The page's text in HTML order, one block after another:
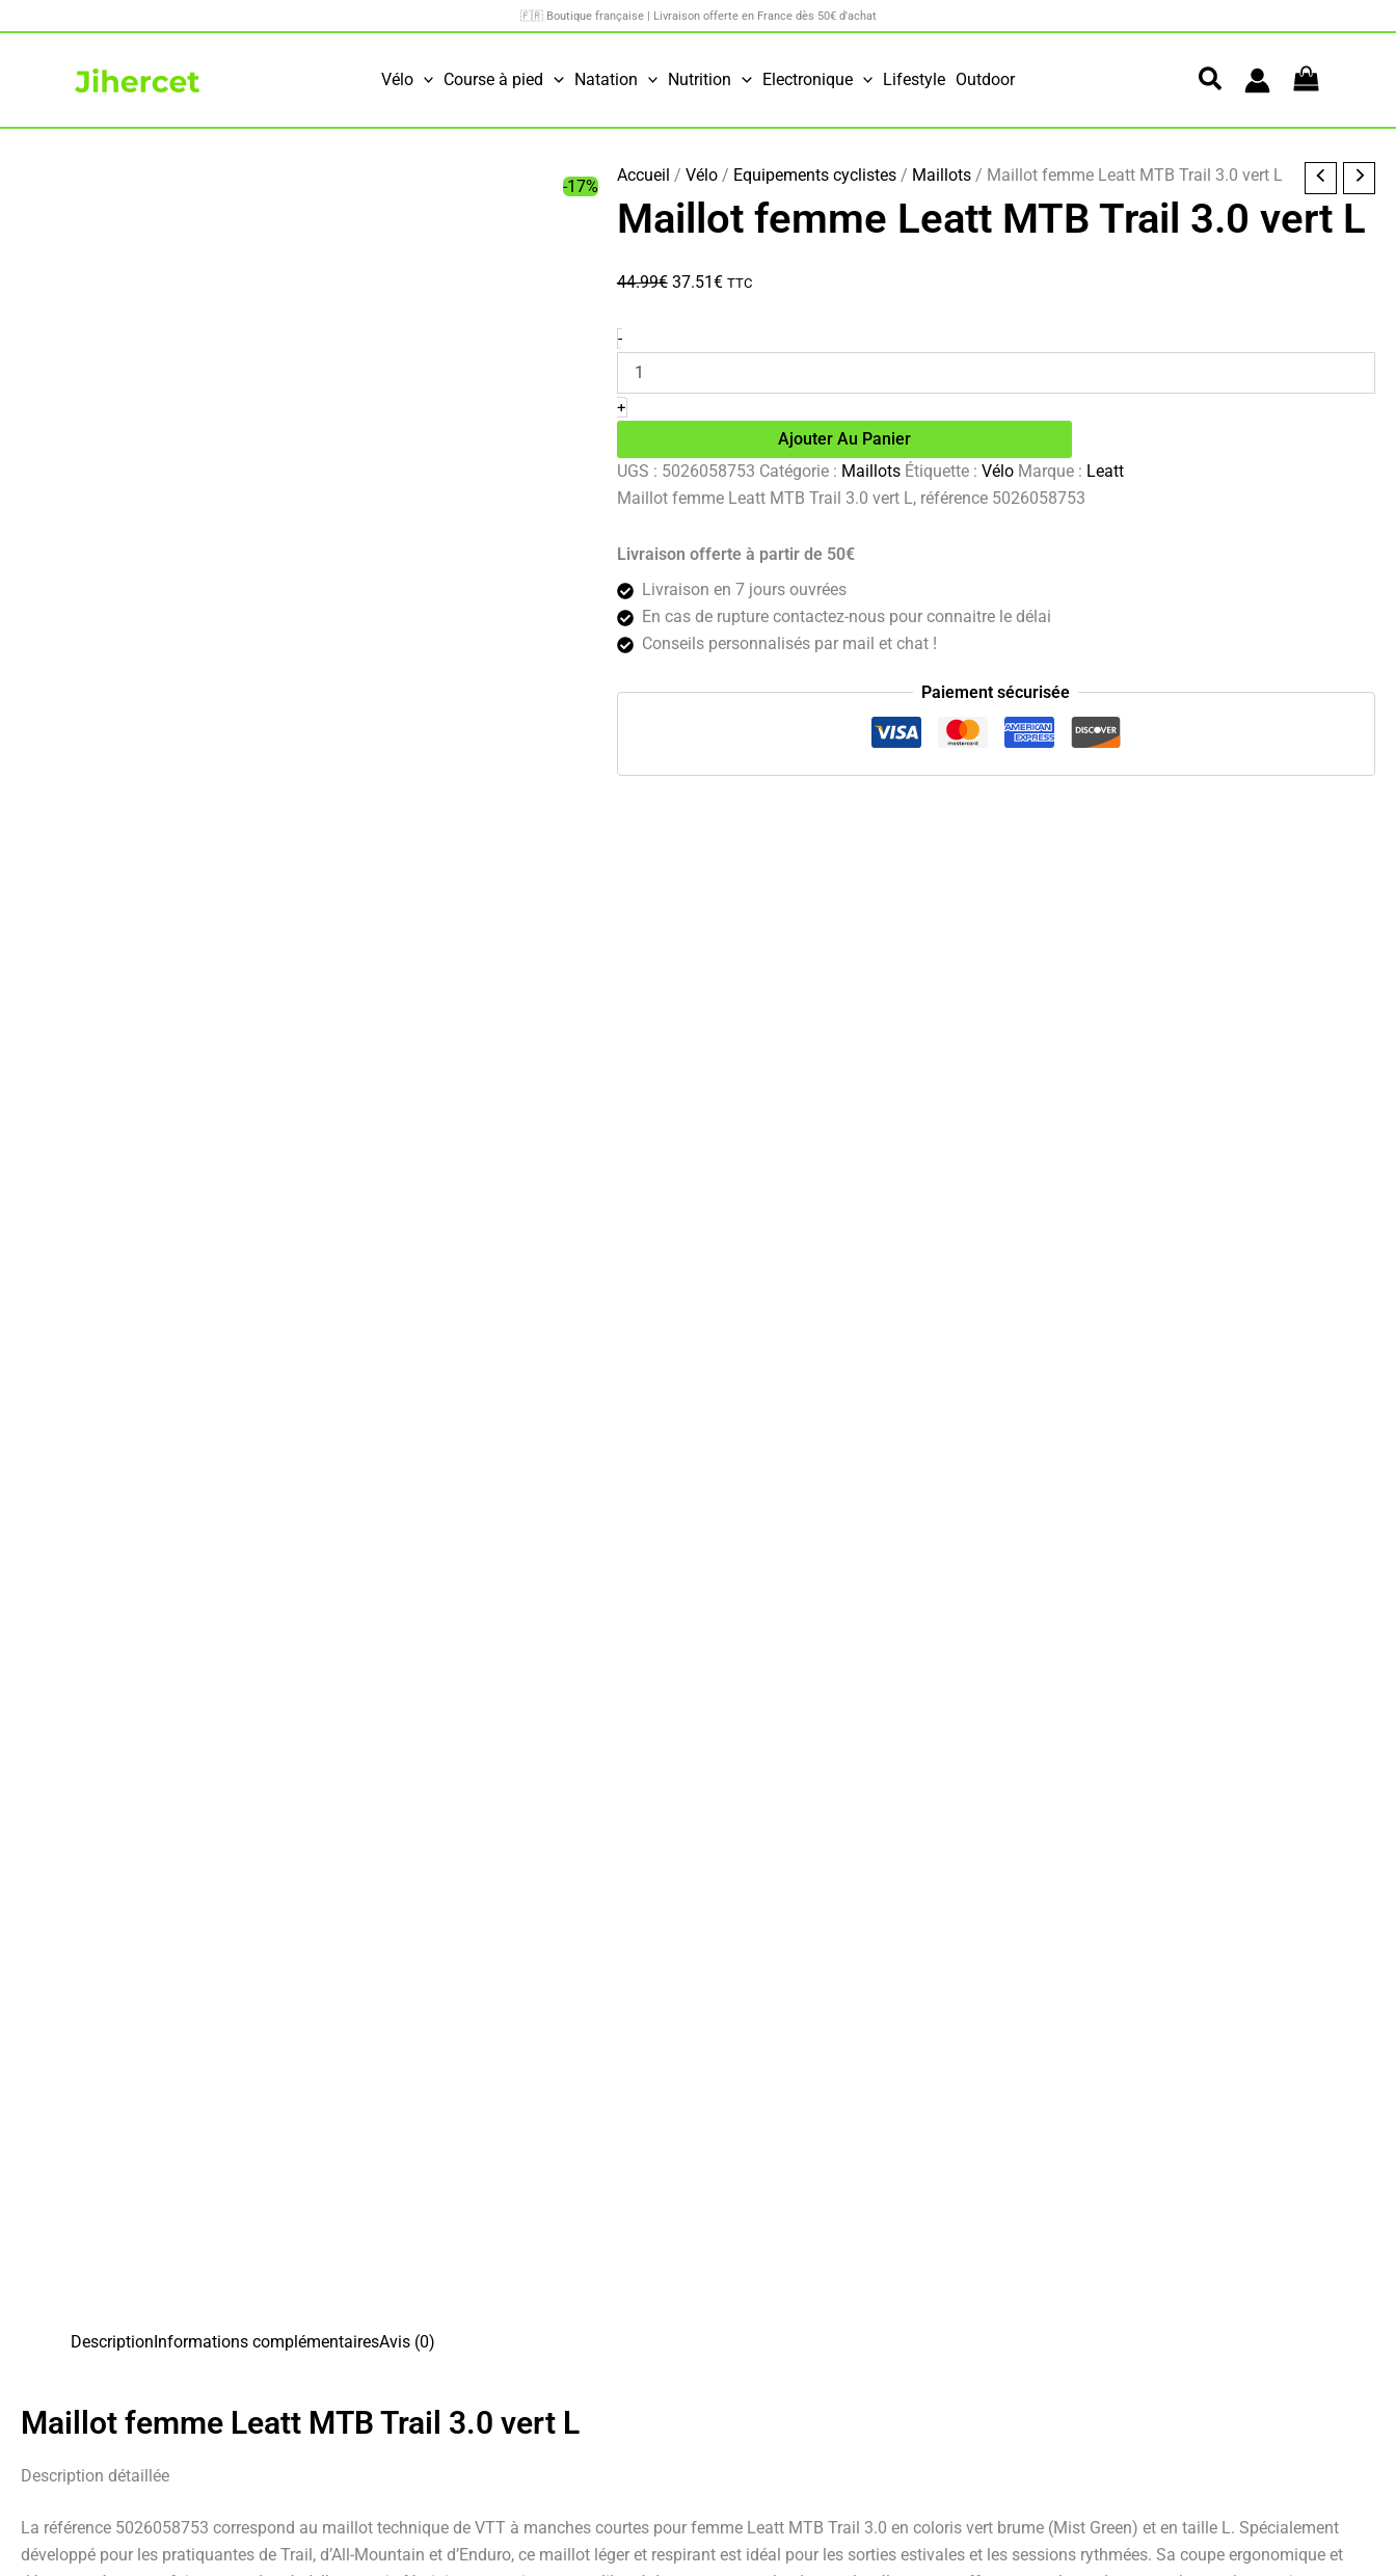
au
🇫🇷 Boutique française | Livraison offerte en France dès 50€ d'achat
Vélo Course à pied Natation Nutrition Electronique Lifestyle Outdoor
-17%
Accueil / Vélo/ Equipements cyclistes/ Maillots/ Maillot femme Leatt MTB Trail 3.0 vert L
Maillot femme Leatt MTB Trail 3.0 vert L
44.99€ Le
44.99€.
37.51€Le
37.51€.
TTC
-quantité
de
Maillot
femme
Leatt
Trail
3.0
vert
+
Ajouter Au Panier
UGS : 5026058753 Catégorie : Maillots Étiquette : Vélo Marque : Leatt
Maillot femme Leatt MTB Trail 3.0 vert L, référence 5026058753
Livraison offerte à partir de 50€
Livraison en 7 jours ouvrées
En cas de rupture contactez-nous pour connaitre le délai
Conseils personnalisés par mail et chat !
Paiement sécurisée
Description Informations complémentairesAvis (0)
Maillot femme Leatt MTB Trail 3.0 vert L
Description détaillée
La référence 5026058753 correspond au maillot technique de VTT à manches courtes pour femme Leatt MTB Trail 3.0 en coloris vert brume (Mist Green) et en taille L. Spécialement
développé pour les pratiquantes de Trail, d’All-Mountain et d’Enduro, ce maillot léger et respirant est idéal pour les sorties estivales et les sessions rythmées. Sa coupe ergonomique et